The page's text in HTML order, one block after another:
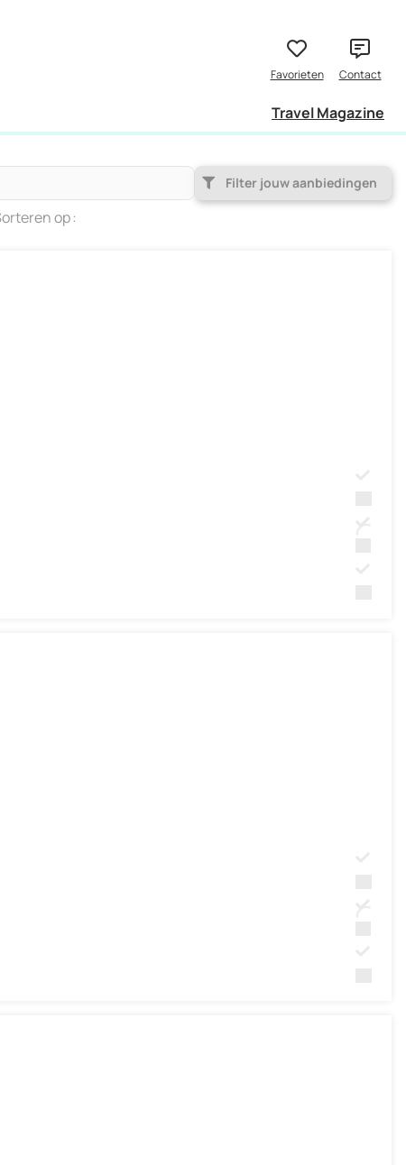
Travel Magazine
Filter jouw aanbiedingen
op